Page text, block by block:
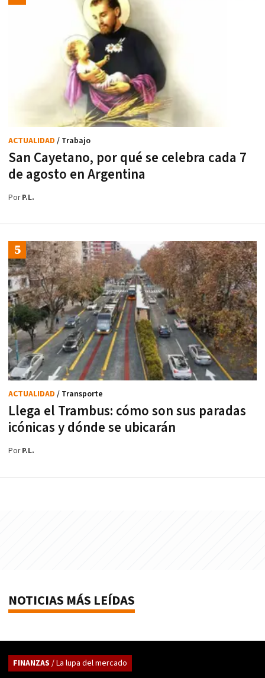
San Cayetano, por qué se celebra cada 7
de agosto en Argentina
ACTUALIDAD / Trabajo
PorP.L.
Llega el Trambus: cómo son sus paradas
icónicas y dónde se ubicarán
ACTUALIDAD / Transporte
PorP.L.
NOTICIAS MÁS LEÍDAS
FINANZAS / La lupa del mercado